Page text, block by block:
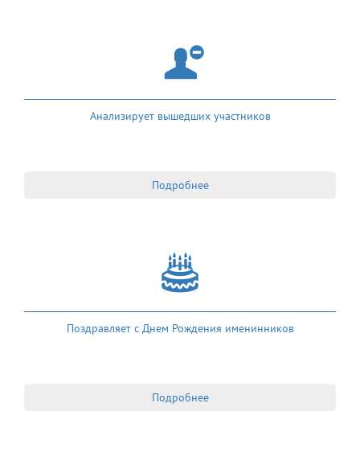
Анализирует вышедших участников
Подробнее
Поздравляет с Днем Рождения именинников
Подробнее